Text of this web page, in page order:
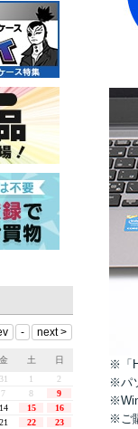
※「
※パ
※ご